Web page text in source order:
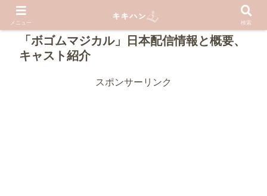
PR
「ボゴムマジカル」日本配信情報と概要、
キャスト紹介
スポンサーリンク
メニュー 検索